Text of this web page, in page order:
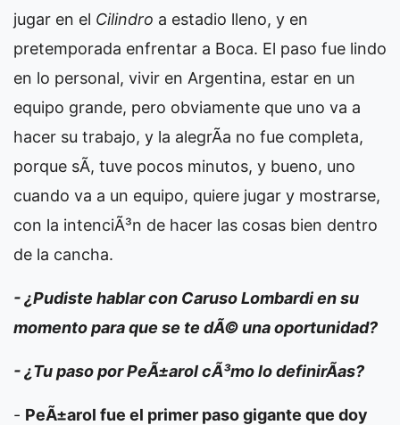
jugar en el Cilindro a estadio lleno, y en
pretemporada enfrentar a Boca. El paso fue lindo
en lo personal, vivir en Argentina, estar en un
equipo grande, pero obviamente que uno va a
hacer su trabajo, y la alegrÃ­a no fue completa,
porque sÃ­, tuve pocos minutos, y bueno, uno
cuando va a un equipo, quiere jugar y mostrarse,
con la intenciÃ³n de hacer las cosas bien dentro
de la cancha.
- ¿Pudiste hablar con Caruso Lombardi en su
momento para que se te dÃ© una oportunidad?
- ¿Tu paso por PeÃ±arol cÃ³mo lo definirÃ­as?
- PeÃ±arol fue el primer paso gigante que doy